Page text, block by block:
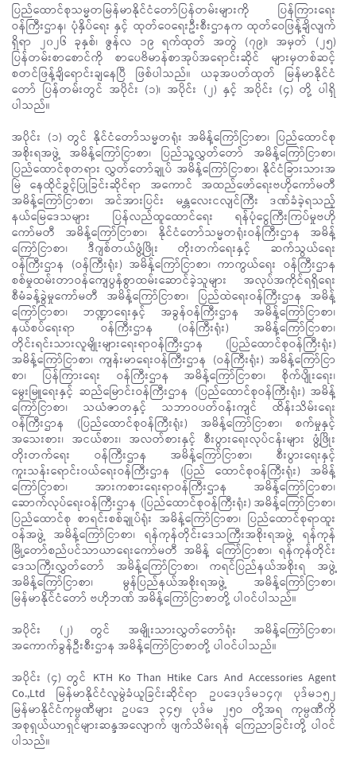
ပြည်ထောင်စုသမ္မတမြန်မာနိုင်ငံတော်ပြန်တမ်းများကို ပြန်ကြားရေး
ဝန်ကြီးဌာန၊ ပုံနှိပ်ရေး နှင့် ထုတ်ဝေရေးဦးစီးဌာနက ထုတ်ဝေဖြန့်ချိလျက်
ရှိရာ ၂၀၂၆ ခုနှစ်၊ ဇွန်လ ၁၉ ရက်ထုတ် အတွဲ (၇၉)၊ အမှတ် (၂၅)
ပြန်တမ်းစာစောင်ကို စာပေဗိမာန်စာအုပ်အရောင်းဆိုင် များမှတစ်ဆင့်
စတင်ဖြန့်ချိရောင်းချနေပြီ ဖြစ်ပါသည်။ ယခုအပတ်ထုတ် မြန်မာနိုင်ငံ
တော် ပြန်တမ်းတွင် အပိုင်း (၁)၊ အပိုင်း (၂) နှင့် အပိုင်း (၄) တို့ ပါရှိ
ပါသည်။
အပိုင်း (၁) တွင် နိုင်ငံတော်သမ္မတရုံး အမိန့်ကြော်ငြာစာ၊ ပြည်ထောင်စု
အစိုးရအဖွဲ့ အမိန့်ကြော်ငြာစာ၊ ပြည်သူ့လွှတ်တော် အမိန့်ကြော်ငြာစာ၊
ပြည်ထောင်စုတရား လွှတ်တော်ချုပ် အမိန့်ကြော်ငြာစာ၊ နိုင်ငံခြားသားအ
မြဲ နေထိုင်ခွင့်ပြုခြင်းဆိုင်ရာ အကောင် အထည်ဖော်ရေးဗဟိုကော်မတီ
အမိန့်ကြော်ငြာစာ၊ အင်အားပြင်း မန္တလေးငလျင်ကြီး ဒဏ်ခံခဲ့ရသည့်
နယ်မြေဒေသများ ပြန်လည်ထူထောင်ရေး ရန်ပုံငွေကြီးကြပ်မှုဗဟို
ကော်မတီ အမိန့်ကြော်ငြာစာ၊ နိုင်ငံတော်သမ္မတရုံးဝန်ကြီးဌာန အမိန့်
ကြော်ငြာစာ၊ ဒီဂျစ်တယ်ဖွံ့ဖြိုး တိုးတက်ရေးနှင့် ဆက်သွယ်ရေး
ဝန်ကြီးဌာန (ဝန်ကြီးရုံး) အမိန့်ကြော်ငြာစာ၊ ကာကွယ်ရေး ဝန်ကြီးဌာန
စစ်မှုထမ်းတာဝန်ကျေပွန်စွာထမ်းဆောင်ခဲ့သူများ အလုပ်အကိုင်ရရှိရေး
စီမံခန့်ခွဲမှုကော်မတီ အမိန့်ကြော်ငြာစာ၊ ပြည်ထဲရေးဝန်ကြီးဌာန အမိန့်
ကြော်ငြာစာ၊ ဘဏ္ဍာရေးနှင့် အခွန်ဝန်ကြီးဌာန အမိန့်ကြော်ငြာစာ၊
နယ်စပ်ရေးရာ ဝန်ကြီးဌာန (ဝန်ကြီးရုံး) အမိန့်ကြော်ငြာစာ၊
တိုင်းရင်းသားလူမျိုးများရေးရာဝန်ကြီးဌာန (ပြည်ထောင်စုဝန်ကြီးရုံး)
အမိန့်ကြော်ငြာစာ၊ ကျန်းမာရေးဝန်ကြီးဌာန (ဝန်ကြီးရုံး) အမိန့်ကြော်ငြာ
စာ၊ ပြန်ကြားရေး ဝန်ကြီးဌာန အမိန့်ကြော်ငြာစာ၊ စိုက်ပျိုးရေး၊
မွေးမြူရေးနှင့် ဆည်မြောင်းဝန်ကြီးဌာန (ပြည်ထောင်စုဝန်ကြီးရုံး) အမိန့်
ကြော်ငြာစာ၊ သယံဇာတနှင့် သဘာဝပတ်ဝန်းကျင် ထိန်းသိမ်းရေး
ဝန်ကြီးဌာန (ပြည်ထောင်စုဝန်ကြီးရုံး) အမိန့်ကြော်ငြာစာ၊ စက်မှုနှင့်
အသေးစား၊ အငယ်စား၊ အလတ်စားနှင့် စီးပွားရေးလုပ်ငန်းများ ဖွံ့ဖြိုး
တိုးတက်ရေး ဝန်ကြီးဌာန အမိန့်ကြော်ငြာစာ၊ စီးပွားရေးနှင့်
ကူးသန်းရောင်းဝယ်ရေးဝန်ကြီးဌာန (ပြည် ထောင်စုဝန်ကြီးရုံး) အမိန့်
ကြော်ငြာစာ၊ အားကစားရေးရာဝန်ကြီးဌာန အမိန့်ကြော်ငြာစာ၊
ဆောက်လုပ်ရေးဝန်ကြီးဌာန (ပြည်ထောင်စုဝန်ကြီးရုံး) အမိန့်ကြော်ငြာစာ၊
ပြည်ထောင်စု စာရင်းစစ်ချုပ်ရုံး အမိန့်ကြော်ငြာစာ၊ ပြည်ထောင်စုရာထူး
ဝန်အဖွဲ့ အမိန့်ကြော်ငြာစာ၊ ရန်ကုန်တိုင်းဒေသကြီးအစိုးရအဖွဲ့ ရန်ကုန်
မြို့တော်စည်ပင်သာယာရေးကော်မတီ အမိန့် ကြော်ငြာစာ၊ ရန်ကုန်တိုင်း
ဒေသကြီးလွှတ်တော် အမိန့်ကြော်ငြာစာ၊ ကရင်ပြည်နယ်အစိုးရ အဖွဲ့
အမိန့်ကြော်ငြာစာ၊ မွန်ပြည်နယ်အစိုးရအဖွဲ့ အမိန့်ကြော်ငြာစာ၊
မြန်မာနိုင်ငံတော် ဗဟိုဘဏ် အမိန့်ကြော်ငြာစာတို့ ပါဝင်ပါသည်။
အပိုင်း (၂) တွင် အမျိုးသားလွှတ်တော်ရုံး အမိန့်ကြော်ငြာစာ၊
အကောက်ခွန်ဦးစီးဌာန အမိန့်ကြော်ငြာစာတို့ ပါဝင်ပါသည်။
အပိုင်း (၄) တွင် KTH Ko Than Htike Cars And Accessories Agent
Co.,Ltd မြန်မာနိုင်ငံလူမွဲခံယူခြင်းဆိုင်ရာ ဥပဒေပုဒ်မ၁၄၇၊ ပုဒ်မ၁၅၂
မြန်မာနိုင်ငံကုမ္ပဏီများ ဥပဒေ ၃၄၅၊ ပုဒ်မ ၂၅ဝ တို့အရ ကုမ္ပဏီကို
အစုရှယ်ယာရှင်များဆန္ဒအလျောက် ဖျက်သိမ်းရန် ကြေညာခြင်းတို့ ပါဝင်
ပါသည်။